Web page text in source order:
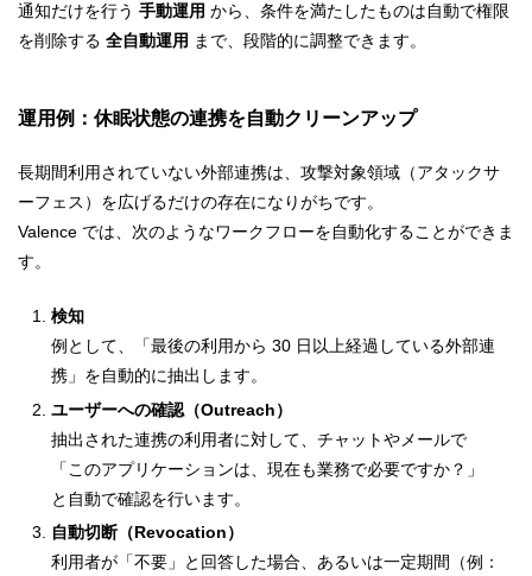
通知だけを行う 手動運用 から、条件を満たしたものは自動で権限
を削除する 全自動運用 まで、段階的に調整できます。
運用例：休眠状態の連携を自動クリーンアップ
長期間利用されていない外部連携は、攻撃対象領域（アタックサ
ーフェス）を広げるだけの存在になりがちです。
Valence では、次のようなワークフローを自動化することができま
す。
検知
例として、「最後の利用から 30 日以上経過している外部連
携」を自動的に抽出します。
ユーザーへの確認（Outreach）
抽出された連携の利用者に対して、チャットやメールで
「このアプリケーションは、現在も業務で必要ですか？」
と自動で確認を行います。
自動切断（Revocation）
利用者が「不要」と回答した場合、あるいは一定期間（例：